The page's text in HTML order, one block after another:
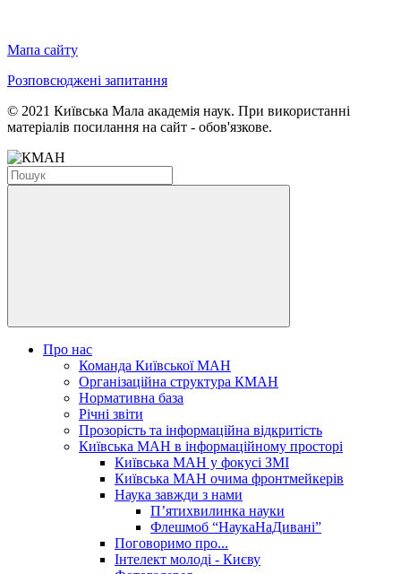
Мапа сайту
Розповсюджені запитання
© 2021 Київська Мала академія наук. При використанні
матеріалів посилання на сайт - обов'язкове.
Про нас
Команда Київської МАН
Організаційна структура КМАН
Нормативна база
Річні звіти
Прозорість та інформаційна відкритість
Київська МАН в інформаційному просторі
Київська МАН у фокусі ЗМІ
Київська МАН очима фронтмейкерів
Наука завжди з нами
П’ятихвилинка науки
Флешмоб “НаукаНаДивані”
Поговоримо про...
Інтелект молоді - Києву